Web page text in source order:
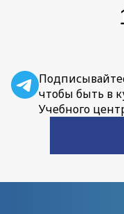
чтобы быть в
Учебного